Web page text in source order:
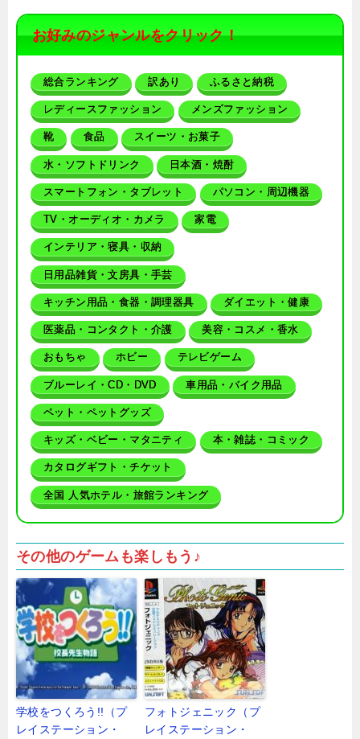
お好みのジャンルをクリック！
総合ランキング 訳あり ふるさと納税
レディースファッション メンズファッション
靴 食品 スイーツ・お菓子
水・ソフトドリンク 日本酒・焼酎
スマートフォン・タブレット パソコン・周辺機器
TV・オーディオ・カメラ 家電
インテリア・寝具・収納
日用品雑貨・文房具・手芸
キッチン用品・食器・調理器具 ダイエット・健康
医薬品・コンタクト・介護 美容・コスメ・香水
おもちゃ ホビー テレビゲーム
ブルーレイ・CD・DVD 車用品・バイク用品
ペット・ペットグッズ
キッズ・ベビー・マタニティ 本・雑誌・コミック
カタログギフト・チケット
全国 人気ホテル・旅館ランキング
その他のゲームも楽しもう♪
学校をつくろう!!（プ
レイステーション・
フォトジェニック（プ
レイステーション・